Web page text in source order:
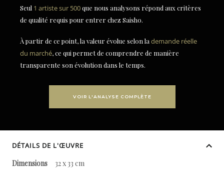
Seul 1 artiste sur 500que nous analysons répond aux critères
de qualité requis pour entrer chez Saisho.
À partir de ce point, la valeur évolue selon la demande réelle
du marché, ce qui permet de comprendre de manière
transparente son évolution dans le temps.
VOIR L'ANALYSE COMPLÈTE
DÉTAILS DE L'ŒUVRE
Dimensions
32 x 33 cm